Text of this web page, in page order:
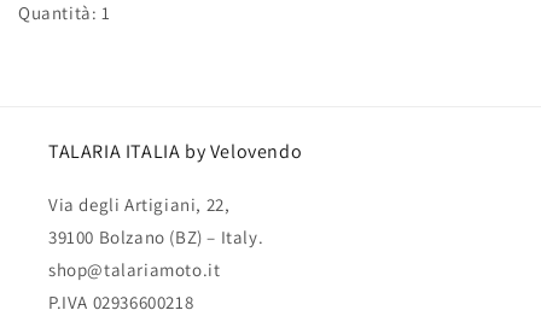
Quantità: 1
TALARIA ITALIA by Velovendo
Via degli Artigiani, 22,
39100 Bolzano (BZ) – Italy.
shop@talariamoto.it
P.IVA 02936600218